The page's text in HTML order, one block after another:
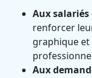
Aux
renforcer
graphique
Aux